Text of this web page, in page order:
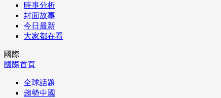
時事分析
封面故事
今日最新
大家都在看
國際
國際首頁
全球話題
趨勢中國